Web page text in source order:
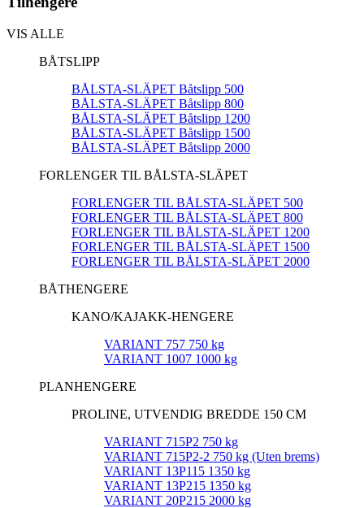
VIS ALLE
BÅTSLIPP
BÅLSTA-SLÄPET Båtslipp 500
BÅLSTA-SLÄPET Båtslipp 800
BÅLSTA-SLÄPET Båtslipp 1200
BÅLSTA-SLÄPET Båtslipp 1500
BÅLSTA-SLÄPET Båtslipp 2000
FORLENGER TIL BÅLSTA-SLÄPET
FORLENGER TIL BÅLSTA-SLÄPET 500
FORLENGER TIL BÅLSTA-SLÄPET 800
FORLENGER TIL BÅLSTA-SLÄPET 1200
FORLENGER TIL BÅLSTA-SLÄPET 1500
FORLENGER TIL BÅLSTA-SLÄPET 2000
BÅTHENGERE
KANO/KAJAKK-HENGERE
VARIANT 757 750 kg
VARIANT 1007 1000 kg
PLANHENGERE
PROLINE, UTVENDIG BREDDE 150 CM
VARIANT 715P2 750 kg
VARIANT 715P2-2 750 kg (Uten brems)
VARIANT 13P115 1350 kg
VARIANT 13P215 1350 kg
VARIANT 20P215 2000 kg